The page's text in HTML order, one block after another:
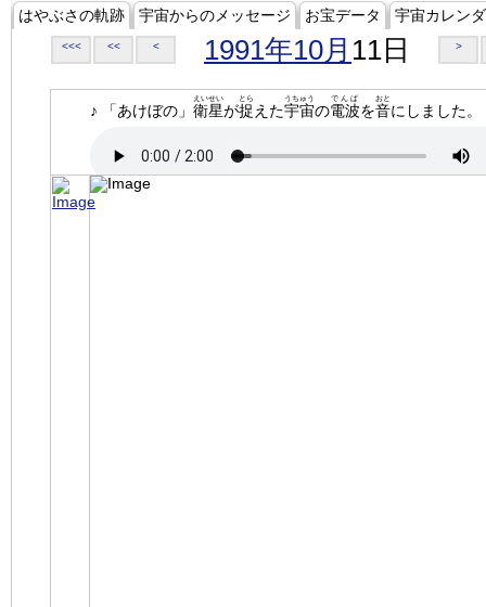
はやぶさの軌跡 宇宙からのメッセージ お宝データ 宇宙カレン
<<< << < 1991年10月 11日 >
♪ 「あけぼの」 衛星
えいせい
が捉
とら
えた宇宙
うちゅう
の電波
でんぱ
を音
おと
にしました。